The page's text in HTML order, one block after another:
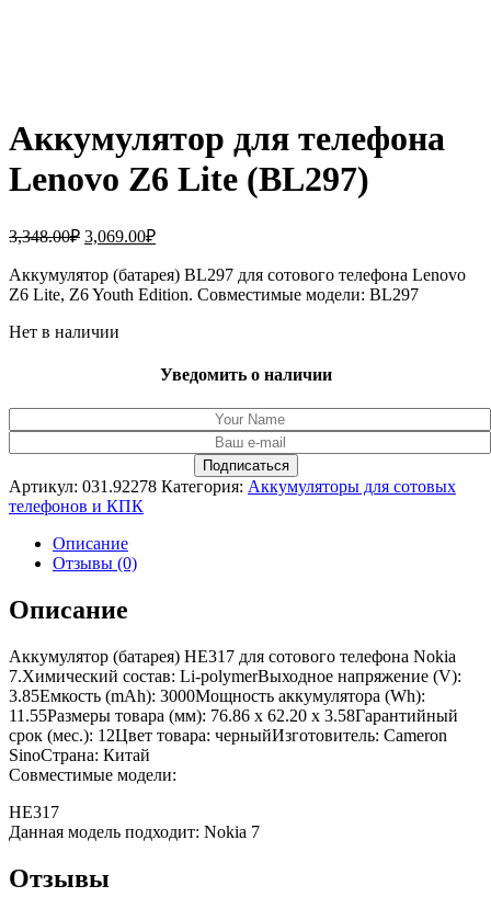
Аккумулятор для телефона
Lenovo Z6 Lite (BL297)
3,348.00₽ Первоначальная
составляла
3,348.00₽.
3,069.00₽Текущая
3,069.00₽.
Аккумулятор (батарея) BL297 для сотового телефона Lenovo
Z6 Lite, Z6 Youth Edition. Совместимые модели: BL297
Нет в наличии
Уведомить о наличии
Артикул: 031.92278 Категория: Аккумуляторы для сотовых
телефонов и КПК
Описание
Отзывы (0)
Описание
Аккумулятор (батарея) HE317 для сотового телефона Nokia
7.Химический состав: Li-polymerВыходное напряжение (V):
3.85Емкость (mAh): 3000Мощность аккумулятора (Wh):
11.55Размеры товара (мм): 76.86 x 62.20 x 3.58Гарантийный
срок (мес.): 12Цвет товара: черныйИзготовитель: Cameron
SinoСтрана: Китай
Совместимые модели:
HE317
Данная модель подходит: Nokia 7
Отзывы